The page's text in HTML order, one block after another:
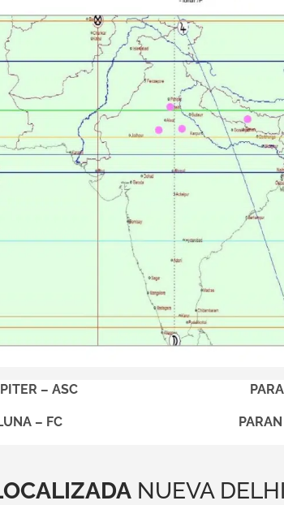
– ASC
– FC
NUEVA DELHI